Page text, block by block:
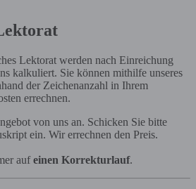
Lektorat werden nach Einreichung
kalkuliert. Sie können mithilfe unseres
der Zeichenanzahl in Ihrem
errechnen.
von uns an. Schicken Sie bitte
ein. Wir errechnen den Preis.
aufeinen Korrekturlauf.